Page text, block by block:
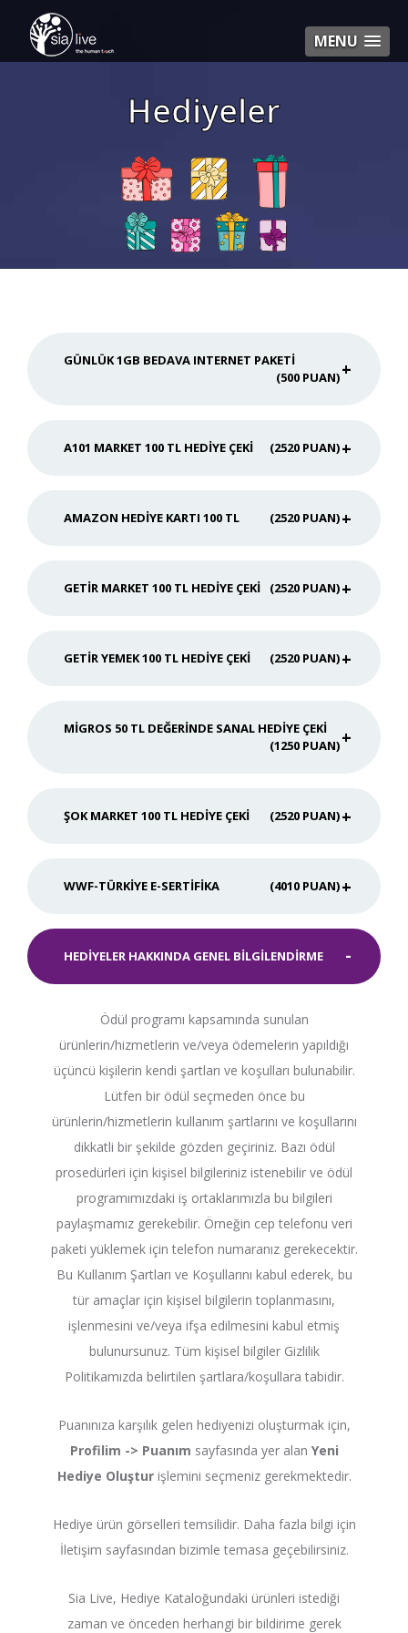
MENU
Hediyeler
GÜNLÜK 1GB BEDAVA INTERNET PAKETI
(500 PUAN)
A101 MARKET 100 TL HEDIYE ÇEKI (2520 PUAN)
AMAZON HEDIYE KARTI 100 TL (2520 PUAN)
GETIR MARKET 100 TL HEDIYE ÇEKI (2520 PUAN)
GETIR YEMEK 100 TL HEDIYE ÇEKI (2520 PUAN)
MIGROS 50 TL DEĞERINDE SANAL HEDIYE ÇEKI
(1250 PUAN)
ŞOK MARKET 100 TL HEDIYE ÇEKI (2520 PUAN)
WWF-TÜRKIYE E-SERTIFIKA (4010 PUAN)
HEDIYELER HAKKINDA GENEL BILGILENDIRME
Ödül programı kapsamında sunulan
ürünlerin/hizmetlerin ve/veya ödemelerin yapıldığı
üçüncü kişilerin kendi şartları ve koşulları bulunabilir.
Lütfen bir ödül seçmeden önce bu
ürünlerin/hizmetlerin kullanım şartlarını ve koşullarını
dikkatli bir şekilde gözden geçiriniz. Bazı ödül
prosedürleri için kişisel bilgileriniz istenebilir ve ödül
programımızdaki iş ortaklarımızla bu bilgileri
paylaşmamız gerekebilir. Örneğin cep telefonu veri
paketi yüklemek için telefon numaranız gerekecektir.
Bu Kullanım Şartları ve Koşullarını kabul ederek, bu
tür amaçlar için kişisel bilgilerin toplanmasını,
işlenmesini ve/veya ifşa edilmesini kabul etmiş
bulunursunuz. Tüm kişisel bilgiler Gizlilik
Politikamızda belirtilen şartlara/koşullara tabidir.
Puanınıza karşılık gelen hediyenizi oluşturmak için,
Profilim -> Puanım sayfasında yer alan Yeni
Hediye Oluşturişlemini seçmeniz gerekmektedir.
Hediye ürün görselleri temsilidir. Daha fazla bilgi için
İletişim sayfasından bizimle temasa geçebilirsiniz.
Sia Live, Hediye Kataloğundaki ürünleri istediği
zaman ve önceden herhangi bir bildirime gerek